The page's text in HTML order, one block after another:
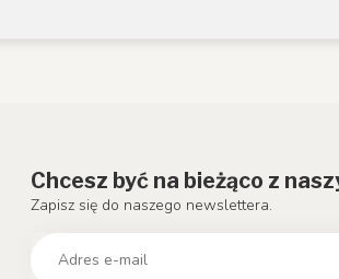
Chcesz być na bieżąco z
Zapisz się do naszego newslettera.